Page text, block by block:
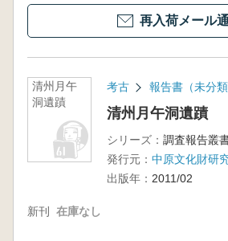
再入荷メール
清州月午
洞遺蹟
考古 報告書（未分類
清州月午洞遺蹟
シリーズ： 調査報告叢
発行元： 中原文化財研
出版年： 2011/02
新刊 在庫なし